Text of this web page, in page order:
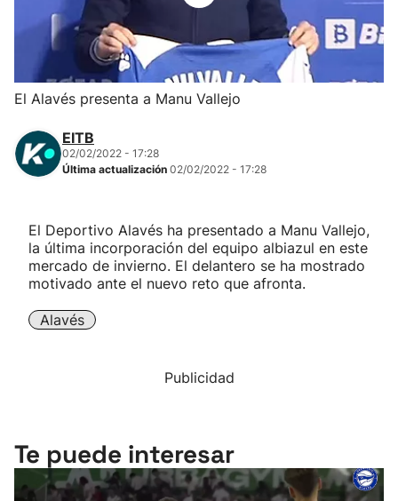
Ciclismo
Herri-kirolak
Balonmano
Kirolak 360
Carreras de montaña
El Alavés presenta a Manu Vallejo
EITB
02/02/2022 - 17:28
Última actualización 02/02/2022 - 17:28
El Deportivo Alavés ha presentado a Manu Vallejo,
la última incorporación del equipo albiazul en este
mercado de invierno. El delantero se ha mostrado
motivado ante el nuevo reto que afronta.
Alavés
Publicidad
Te puede interesar